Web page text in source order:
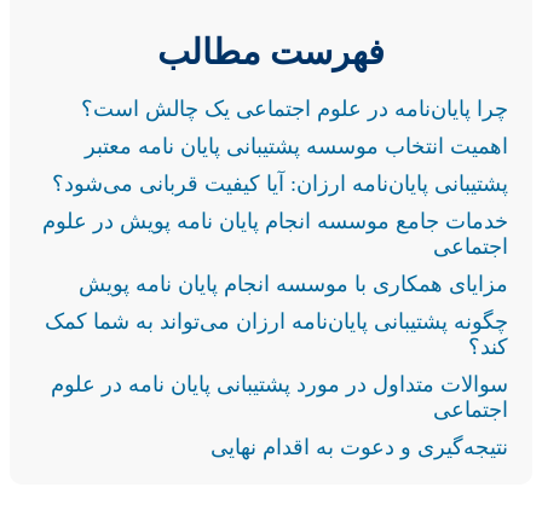
فهرست مطالب
چرا پایان‌نامه در علوم اجتماعی یک چالش است؟
اهمیت انتخاب موسسه پشتیبانی پایان نامه معتبر
پشتیبانی پایان‌نامه ارزان: آیا کیفیت قربانی می‌شود؟
خدمات جامع موسسه انجام پایان نامه پویش در علوم
اجتماعی
مزایای همکاری با موسسه انجام پایان نامه پویش
چگونه پشتیبانی پایان‌نامه ارزان می‌تواند به شما کمک
کند؟
سوالات متداول در مورد پشتیبانی پایان نامه در علوم
اجتماعی
نتیجه‌گیری و دعوت به اقدام نهایی